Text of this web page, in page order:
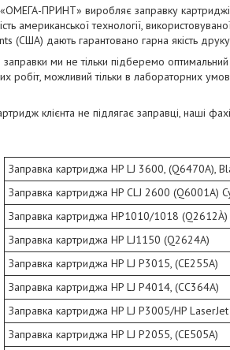
ПРИНТ» виробляє заправку
американської технології,
(США) дають гарантовано гарна якість
заправки ми не тільки підберемо
робіт, можливий тільки в лабораторних
клієнта не підлягає заправці, наші
Заправка картриджа HP LJ 3600, (Q6470A),
Заправка картриджа HP CLJ 2600 (Q6001A)
Заправка картриджа HP1010/1018 (Q2612À)
Заправка картриджа HP LJ1150 (Q2624A)
Заправка картриджа HP LJ P3015, (CE255A)
Заправка картриджа HP LJ P4014, (CC364A)
Заправка картриджа HP LJ P3005/HP
Заправка картриджа HP LJ P2055, (CE505A)